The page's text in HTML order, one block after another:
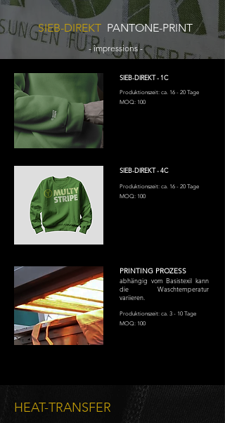
SIEB-DIREKT PANTONE-PRINT
- impressions -
SIEB-DIREKT - 1C
Produktionszeit: ca. 16 - 20 Tage
MOQ: 100
SIEB-DIREKT - 4C
Produktionszeit: ca. 16 - 20 Tage
MOQ: 100
PRINTING PROZESS
abhängig vom Basistexil kann
die Waschtemperatur
variieren.
Produktionszeit: ca. 3 - 10 Tage
MOQ: 100
HEAT-TRANSFER